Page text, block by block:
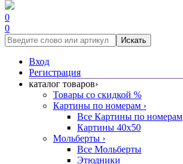
0
0
Искать
Вход
Регистрация
каталог товаров›
Товары со скидкой %
Картины по номерам ›
Все Картины по номерам
Картины 40x50
Мольберты ›
Все Мольберты
Этюдники